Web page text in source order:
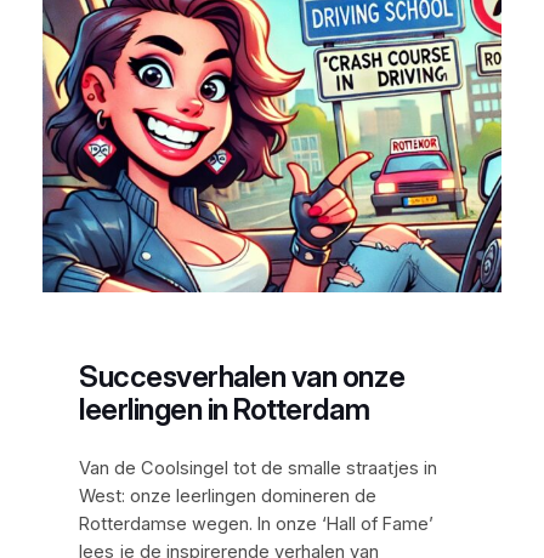
Succesverhalen van onze
leerlingen in Rotterdam
Van de Coolsingel tot de smalle straatjes in
West: onze leerlingen domineren de
Rotterdamse wegen. In onze ‘Hall of Fame’
lees je de inspirerende verhalen van